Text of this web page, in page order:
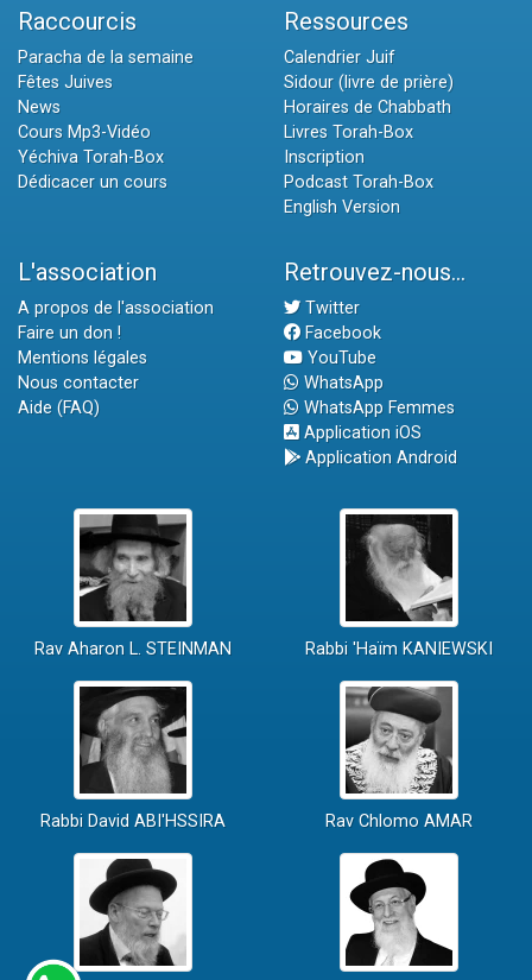
Raccourcis
Paracha de la semaine
Fêtes Juives
News
Cours Mp3-Vidéo
Yéchiva Torah-Box
Dédicacer un cours
Ressources
Calendrier Juif
Sidour (livre de prière)
Horaires de Chabbath
Livres Torah-Box
Inscription
Podcast Torah-Box
English Version
L'association
A propos de l'association
Faire un don !
Mentions légales
Nous contacter
Aide (FAQ)
Retrouvez-nous...
Twitter
Facebook
YouTube
WhatsApp
WhatsApp Femmes
Application iOS
Application Android
Rav Aharon L. STEINMAN Rabbi 'Haïm KANIEWSKI
Rabbi David ABI'HSSIRA Rav Chlomo AMAR